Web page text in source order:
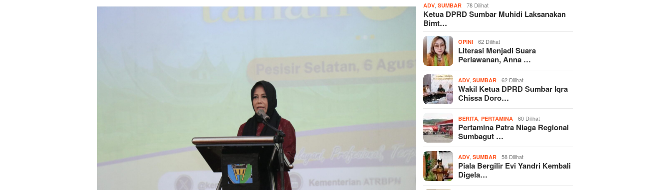
ADV ,SUMBAR 78 Dilihat
Ketua DPRD Sumbar Muhidi Laksanakan
Bimt…
OPINI 62 Dilihat
Literasi Menjadi Suara
Perlawanan, Anna …
ADV ,SUMBAR 62 Dilihat
Wakil Ketua DPRD Sumbar Iqra
Chissa Doro…
BERITA ,PERTAMINA 60 Dilihat
Pertamina Patra Niaga Regional
Sumbagut …
ADV ,SUMBAR 58 Dilihat
Piala Bergilir Evi Yandri Kembali
Digela…